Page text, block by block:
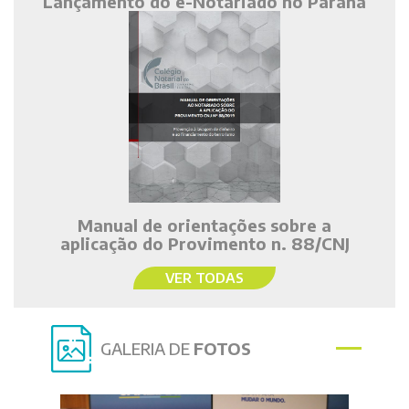
Manual de orientações sobre a
aplicação do Provimento n. 88/CNJ
VER TODAS
GALERIA DE FOTOS